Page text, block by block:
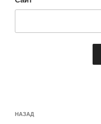
по
Предыдущая
НАЗАД